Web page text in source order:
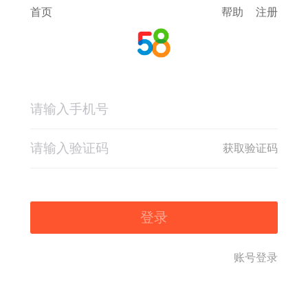
首页 帮助 注册
获取验证码
登录
账号登录